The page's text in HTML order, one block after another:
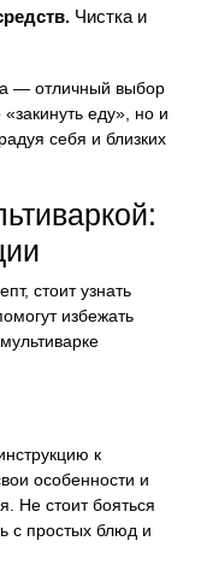
Чистка и
— отличный выбор
еду», но и
себя и близких
стоит узнать
избежать
к
особенности и
Не стоит бояться
с простых блюд и